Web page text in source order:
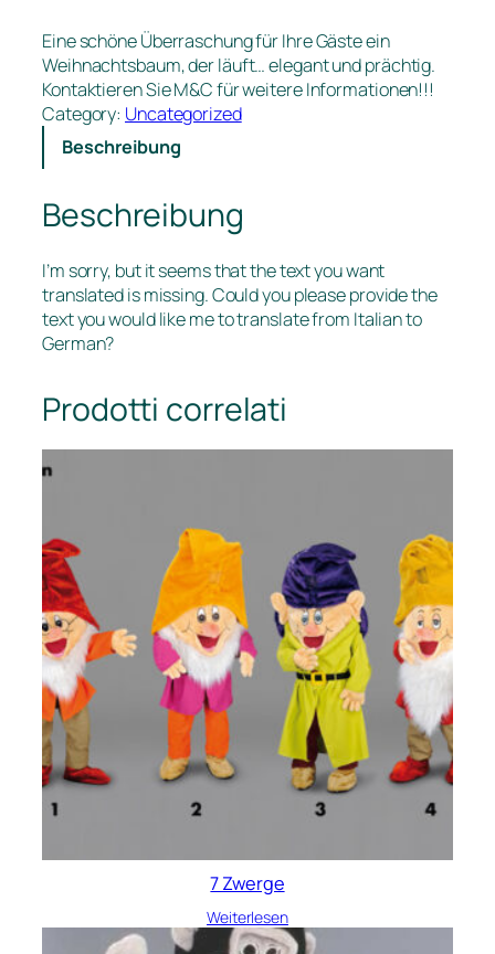
Eine schöne Überraschung für Ihre Gäste ein
Weihnachtsbaum, der läuft… elegant und prächtig.
Kontaktieren Sie M&C für weitere Informationen!!!
Category: Uncategorized
Beschreibung
Beschreibung
I’m sorry, but it seems that the text you want
translated is missing. Could you please provide the
text you would like me to translate from Italian to
German?
Prodotti correlati
7 Zwerge
Weiterlesen